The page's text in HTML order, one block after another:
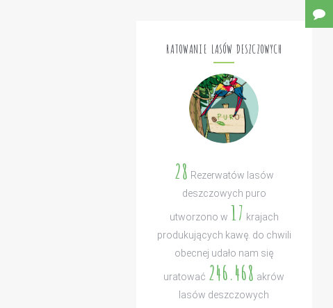
RATOWANIE LASÓW DESZCZOWYCH
28 Rezerwatów lasów
deszczowych puro
utworzono w 17 krajach
produkujących kawę. do chwili
obecnej udało nam się
uratować 246.468 akrów
lasów deszczowych